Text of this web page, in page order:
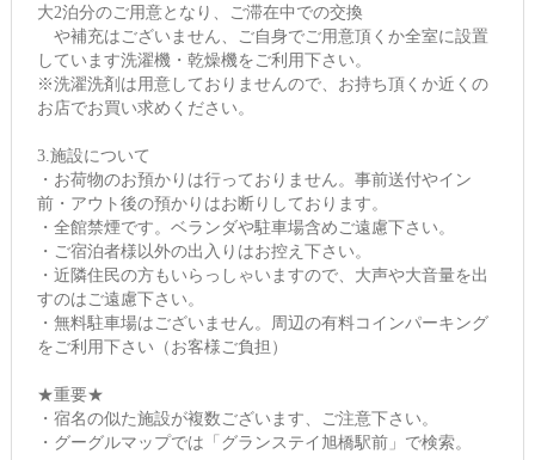
大2泊分のご用意となり、ご滞在中での交換
や補充はございません、ご自身でご用意頂くか全室に設置
しています洗濯機・乾燥機をご利用下さい。
※洗濯洗剤は用意しておりませんので、お持ち頂くか近くの
お店でお買い求めください。
3.施設について
・お荷物のお預かりは行っておりません。事前送付やイン
前・アウト後の預かりはお断りしております。
・全館禁煙です。ベランダや駐車場含めご遠慮下さい。
・ご宿泊者様以外の出入りはお控え下さい。
・近隣住民の方もいらっしゃいますので、大声や大音量を出
すのはご遠慮下さい。
・無料駐車場はございません。周辺の有料コインパーキング
をご利用下さい（お客様ご負担）
★重要★
・宿名の似た施設が複数ございます、ご注意下さい。
・グーグルマップでは「グランステイ旭橋駅前」で検索。